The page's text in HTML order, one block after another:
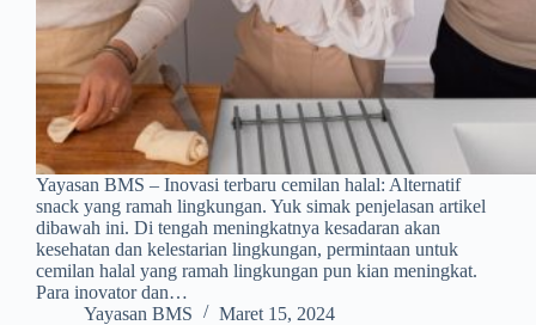
Yayasan BMS – Inovasi terbaru cemilan halal: Alternatif
snack yang ramah lingkungan. Yuk simak penjelasan artikel
dibawah ini. Di tengah meningkatnya kesadaran akan
kesehatan dan kelestarian lingkungan, permintaan untuk
cemilan halal yang ramah lingkungan pun kian meningkat.
Para inovator dan…
Yayasan BMS
Maret 15, 2024